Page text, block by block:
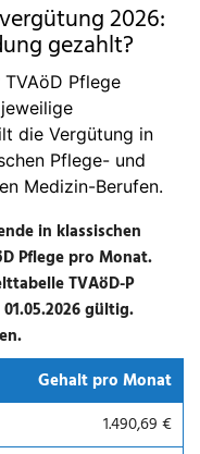
2026:
gezahlt?
Pflege
die Vergütung in
Pflege- und
Medizin-Berufen.
in klassischen
Pflege pro Monat.
TVAöD-P
gültig.
Gehalt pro Monat
1.490,69 €